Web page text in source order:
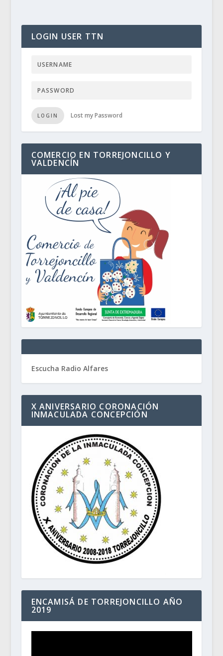
LOGIN USER TTN
LOGIN Lost my Password
COMERCIO EN TORREJONCILLO Y
VALDENCÍN
Escucha Radio Alfares
X ANIVERSARIO CORONACIÓN
INMACULADA CONCEPCIÓN
ENCAMISÁ DE TORREJONCILLO AÑO
2019